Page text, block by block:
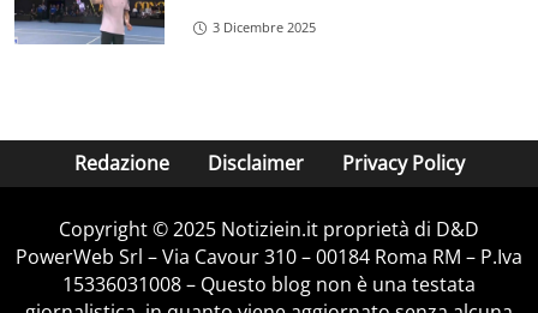
3 Dicembre 2025
Redazione Disclaimer Privacy Policy
Copyright © 2025 Notiziein.it proprietà di D&D
PowerWeb Srl – Via Cavour 310 – 00184 Roma RM – P.Iva
15336031008 – Questo blog non è una testata